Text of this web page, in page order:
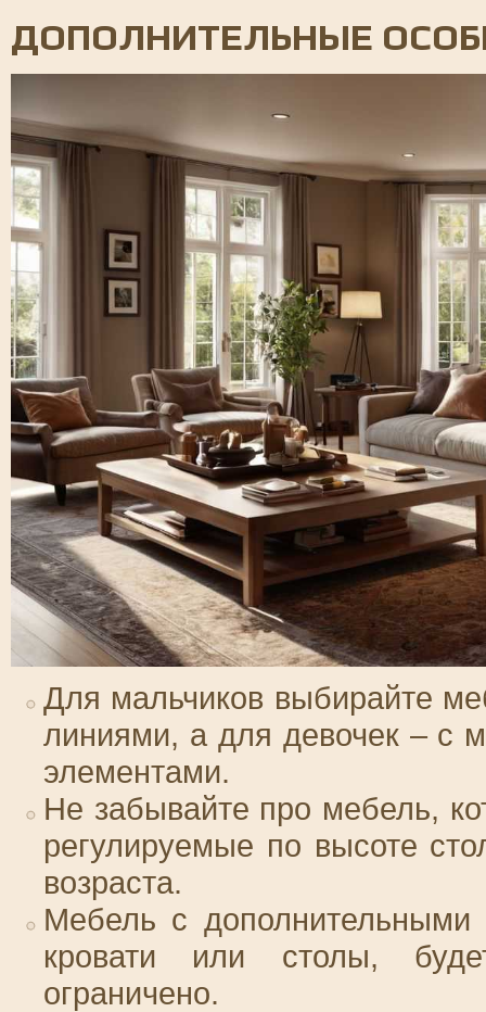
ДОПОЛНИТЕЛЬНЫЕ
Для мальчиков выбирайте
линиями, а для девочек – с
элементами.
Не забывайте про мебель,
регулируемые по высоте
возраста.
Мебель с
кровати или столы,
ограничено.